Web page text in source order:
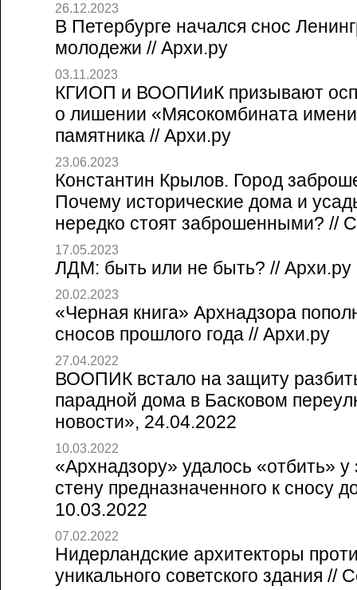
26.12.2023
В Петербурге начался снос
молодежи // Архи.ру
03.11.2023
КГИОП и ВООПИиК призывают
о лишении «Мясокомбината
памятника // Архи.ру
23.06.2023
Константин Крылов. Город
Почему исторические дома и
нередко стоят заброшенными? //
17.05.2023
ЛДМ: быть или не быть? // Архи.ру
20.02.2023
«Черная книга» Архнадзора
сносов прошлого года // Архи.ру
27.04.2022
ВООПИК встало на защиту
парадной дома в Басковом
новости», 24.04.2022
10.03.2022
«Архнадзору» удалось «отбить»
стену предназначенного к сносу
10.03.2022
07.02.2022
Нидерландские архитекторы
уникального советского здания //